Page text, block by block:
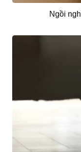
Ngồi